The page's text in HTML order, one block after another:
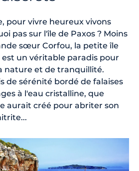
pour vivre heureux vivons
pas sur l'île de Paxos ? Moins
sœur Corfou, la petite île
est un véritable paradis pour
nature et de tranquillité.
de sérénité bordé de falaises
à l'eau cristalline, que
aurait créé pour abriter son